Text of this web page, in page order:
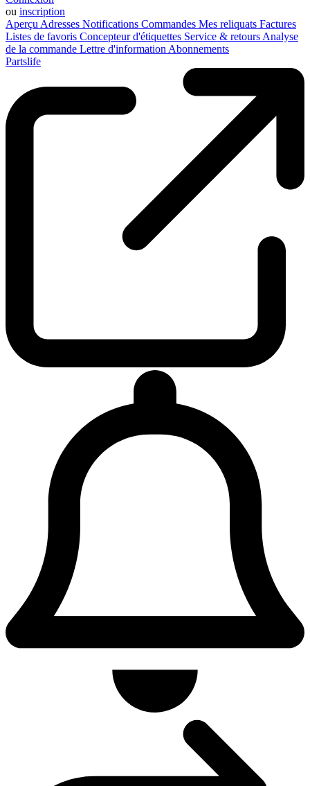
ou inscription
Aperçu Adresses Notifications Commandes Mes reliquats Factures
Listes de favoris Concepteur d'étiquettes Service & retours Analyse
de la commande Lettre d'information Abonnements
Partslife